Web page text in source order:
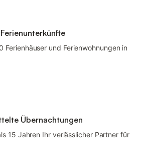
Ferienhäuser und Ferienwohnungen in
Übernachtungen
15 Jahren Ihr verlässlicher Partner für